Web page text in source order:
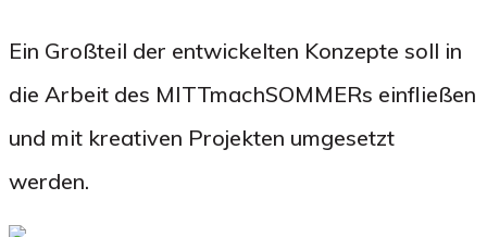
Ein Großteil der entwickelten Konzepte soll in
die Arbeit des MITTmachSOMMERs einfließen
und mit kreativen Projekten umgesetzt
werden.